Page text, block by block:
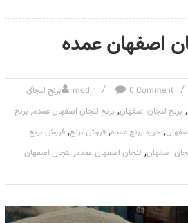
اصفهان عمده
modir 0 Comment
برنج لنجان
, برنج لنجان اصفهان, برنج لنجان اصفهان عمده, برنج
, خرید برنج عمده, فروش برنج, فروش برنج
اصفهان, لنجان اصفهان عمده, لنجان اصفهان